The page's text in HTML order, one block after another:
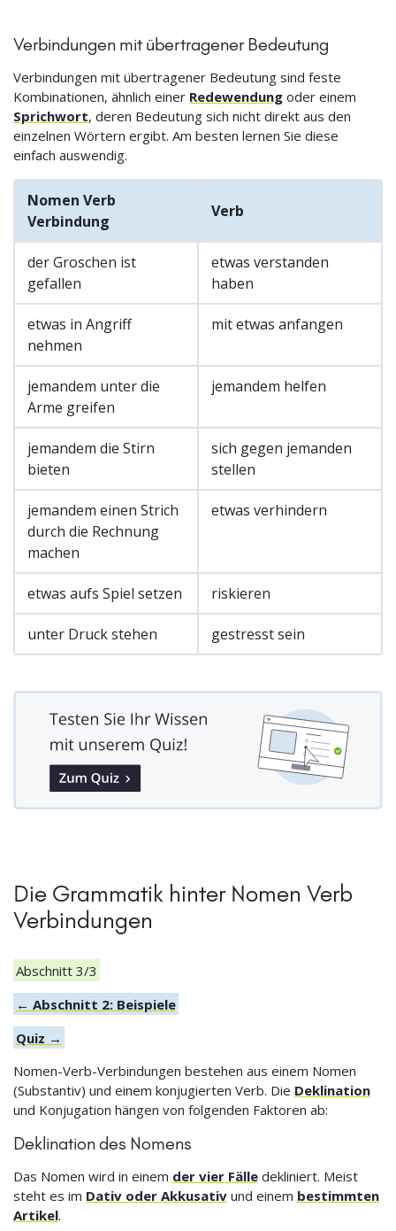
Verbindungen mit übertragener Bedeutung
Verbindungen mit übertragener Bedeutung sind feste
Kombinationen, ähnlich einer Redewendung oder einem
Sprichwort, deren Bedeutung sich nicht direkt aus den
einzelnen Wörtern ergibt. Am besten lernen Sie diese
einfach auswendig.
Nomen Verb
Verbindung
Verb
der Groschen ist
gefallen
etwas verstanden
haben
etwas in Angriff
nehmen
mit etwas anfangen
jemandem unter die
Arme greifen
jemandem helfen
jemandem die Stirn
bieten
sich gegen jemanden
stellen
jemandem einen Strich
durch die Rechnung
machen
etwas verhindern
etwas aufs Spiel setzen riskieren
unter Druck stehen gestresst sein
Die Grammatik hinter Nomen Verb
Verbindungen
Abschnitt 3/3
← Abschnitt 2: Beispiele
Quiz →
Nomen-Verb-Verbindungen bestehen aus einem Nomen
(Substantiv) und einem konjugierten Verb. Die Deklination
und Konjugation hängen von folgenden Faktoren ab:
Deklination des Nomens
Das Nomen wird in einem der vier Fälle dekliniert. Meist
steht es im Dativ oder Akkusativ und einem bestimmten
Artikel.